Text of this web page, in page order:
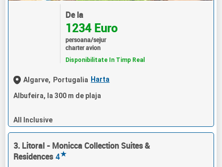
De la
1234 Euro
persoana/sejur
charter avion
Disponibilitate In Timp Real
Algarve, Portugalia Harta
Albufeira, la 300 m de plaja
All Inclusive
3. Litoral - Monicca Collection Suites &
Residences 4★